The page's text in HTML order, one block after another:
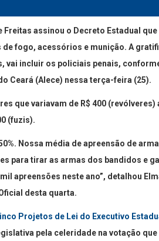
Freitas assinou o Decreto Estadual
de fogo, acessórios e munição. A
vai incluir os policiais penais,
Ceará (Alece) nessa terça-feira (25).
que variavam de R$ 400 (revólveres)
(fuzis).
Nossa média de apreensão de
para tirar as armas dos bandidos e
apreensões neste ano”, detalhou
desta quarta.
Projetos de Lei do Executivo
pela celeridade na votação